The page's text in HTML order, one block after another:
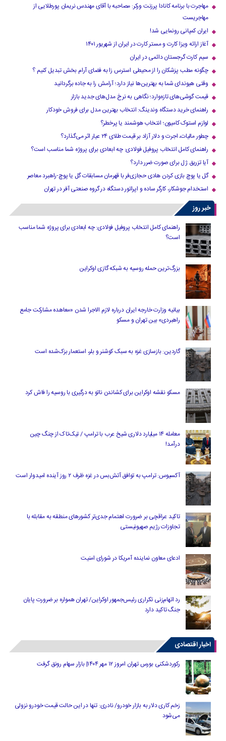
مهاجرت با برنامه کانادا پرزنت ورکر: مصاحبه با آقای مهندس نریمان پورطلایی از
مهاجریست
ایران کمپانی رونمایی شد!
آغاز ارائه ویزا کارت و مستر کارت در ایران از شهریور ۱۴۰۱
سیم کارت گرجستان دائمی در ایران
چگونه مطب پزشکان را از محیطی استرس زا به فضای آرام بخش تبدیل کنیم ؟
وقتی هیوندای شما به بهترین‌ها نیاز دارد؛ آرامش را به جاده برگردانید
قیمت گوشی‌های تازه‌وارد؛ نگاهی به نرخ مدل‌های جدید بازار
راهنمای خرید دستگاه وندینگ: انتخاب بهترین مدل برای فروش خودکار
لوازم استوک کامیون؛ انتخاب هوشمند یا پرخطر؟
چطور مالیات، اجرت و دلار آزاد بر قیمت طلای ۲۴ عیار اثر می‌گذارد؟
راهنمای کامل انتخاب پروفیل فولادی: چه ابعادی برای پروژه شما مناسب است؟
آیا تزریق ژل برای صورت ضرر دارد​؟
گل یا پوچ بازی کردن هادی حجازی‌فر با قهرمان مسابقات گل یا پوچ-راهبرد معاصر
استخدام جوشکار، کارگر ساده و اپراتور دستگاه در گروه صنعتی آفر در تهران
خبر روز
راهنمای کامل انتخاب پروفیل فولادی: چه ابعادی برای پروژه شما مناسب
است؟
بزرگ‌ترین حمله روسیه به شبکه گازی اوکراین
بیانیه وزارت خارجه ایران درباره لازم‌ الاجرا شدن «معاهده مشارکت جامع
راهبردی» بین تهران و مسکو
گاردین: بازسازی غزه به سبک کوشنر و بلر، استعمار بزک‌شده است
مسکو نقشه اوکراین برای کشاندن ناتو به درگیری با روسیه را فاش کرد
معامله ۱۴ میلیارد دلاری شیخ عرب با ترامپ / تیک‌تاک از چنگ چین
درآمد!
آکسیوس: ترامپ به توافق آتش‌بس در غزه ظرف ۲ روز آینده امیدوار است
تاکید عراقچی بر ضرورت اهتمام جدی‌تر کشورهای منطقه به مقابله با
تجاوزات رژیم صهیونیستی
ادعای معاون نماینده آمریکا در شورای امنیت
رد اتهام‌زنی تکراری رئیس‌جمهور اوکراین/ تهران همواره بر ضرورت پایان
جنگ تاکید دارد
اخبار اقتصادی
رکوردشکنی بورس تهران امروز ۱۲ مهر ۱۴۰۴| بازار سهام رونق گرفت
زخم کاری دلار به بازار خودرو/ نادری: تنها در این حالت قیمت خودرو نزولی
می‌شود